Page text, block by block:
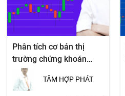
Phân tích cơ bản thị
trường chứng khoán
chuyên sâu
TÂM HỢP PHÁT